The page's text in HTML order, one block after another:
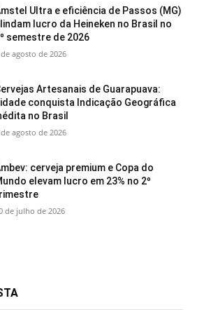
Ultra e eficiência de Passos (MG)
lucro da Heineken no Brasil no
semestre de 2026
agosto de 2026
Artesanais de Guarapuava:
conquista Indicação Geográfica
no Brasil
agosto de 2026
cerveja premium e Copa do
elevam lucro em 23% no 2º
de julho de 2026